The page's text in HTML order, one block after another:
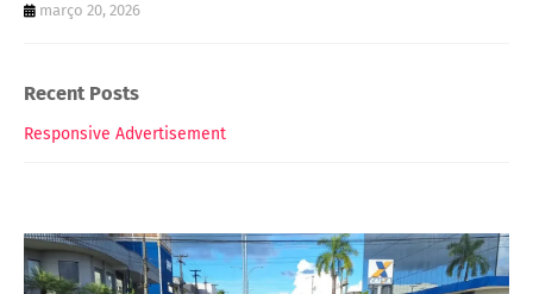
março 20, 2026
Recent Posts
Responsive Advertisement